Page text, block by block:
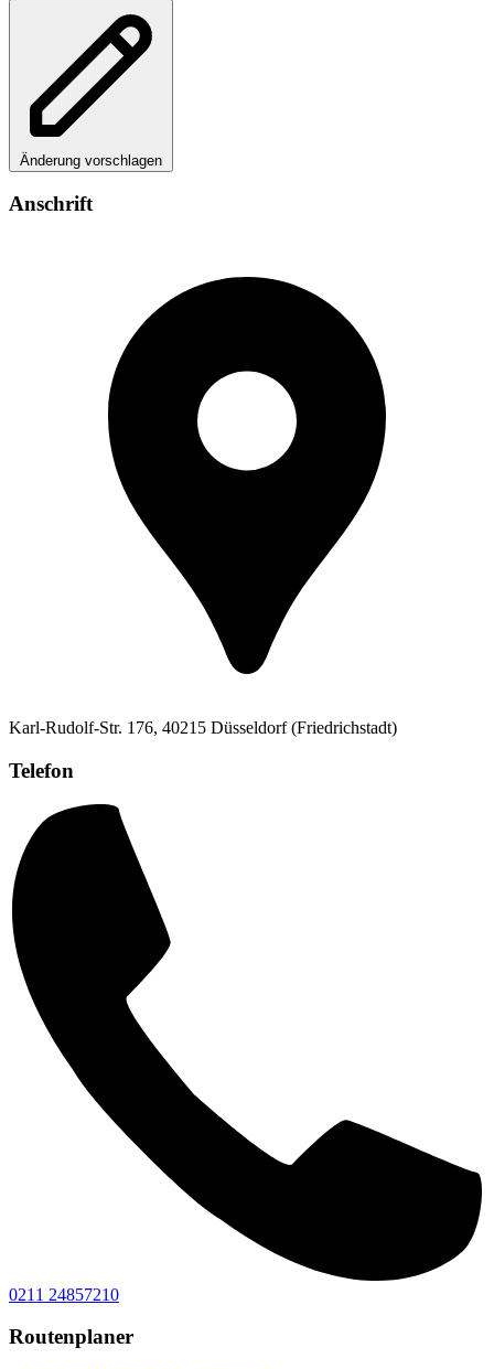
Änderung vorschlagen
Anschrift
Karl-Rudolf-Str. 176, 40215 Düsseldorf (Friedrichstadt)
Telefon
0211 24857210
Routenplaner